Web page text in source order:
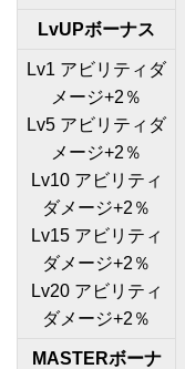
LvUPボーナス
Lv1 アビリティダ
メージ+2％
Lv5 アビリティダ
メージ+2％
Lv10 アビリティ
ダメージ+2％
Lv15 アビリティ
ダメージ+2％
Lv20 アビリティ
ダメージ+2％
MASTERボーナ